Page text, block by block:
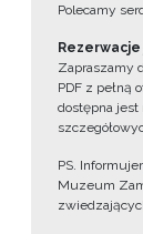
Polecamy
Zapraszamy
PDF z pełną
dostępna jest
PS.
Muzeum